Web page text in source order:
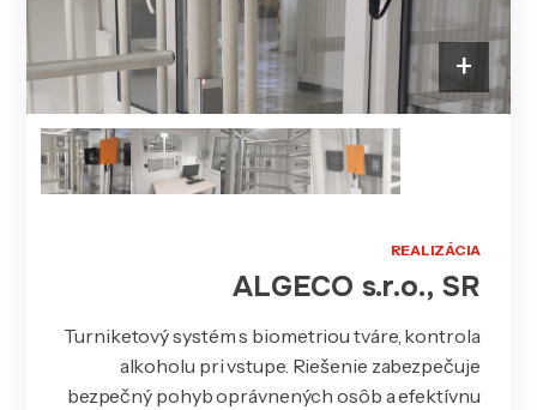
+
REALIZÁCIA
ALGECO s.r.o., SR
Turniketový systém s biometriou tváre, kontrola
alkoholu pri vstupe. Riešenie zabezpečuje
bezpečný pohyb oprávnených osôb a efektívnu